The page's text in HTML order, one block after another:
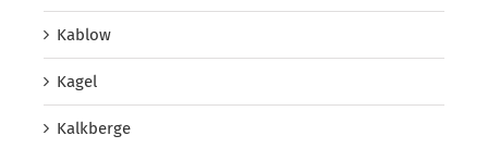
Kablow
Kagel
Kalkberge